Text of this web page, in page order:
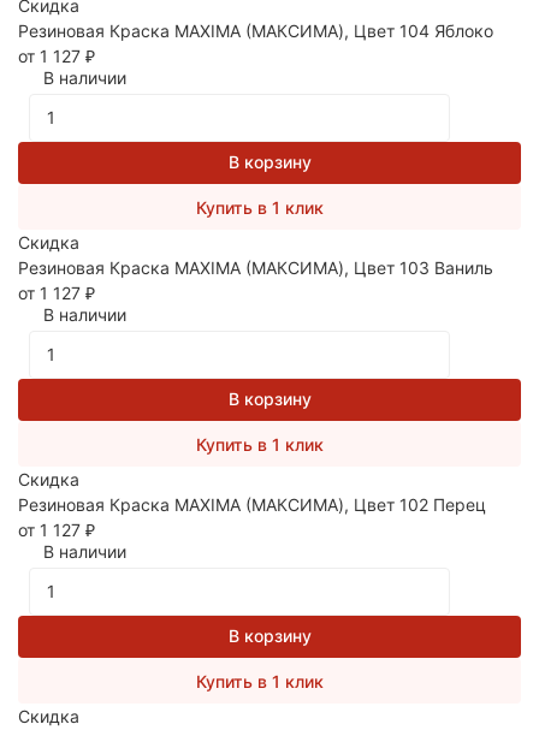
Скидка
Резиновая Краска MAXIMA (МАКСИМА), Цвет 104 Яблоко
от 1 127 ₽
В наличии
В корзину
Купить в 1 клик
Скидка
Резиновая Краска MAXIMA (МАКСИМА), Цвет 103 Ваниль
от 1 127 ₽
В наличии
В корзину
Купить в 1 клик
Скидка
Резиновая Краска MAXIMA (МАКСИМА), Цвет 102 Перец
от 1 127 ₽
В наличии
В корзину
Купить в 1 клик
Скидка